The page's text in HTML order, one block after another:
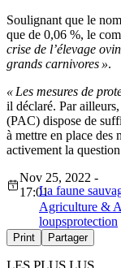
Soulignant que le
que de 0,06 %, le
crise de l’élevage
grands carnivores ».
« Les mesures de
il déclaré. Par
(PAC) dispose de
à mettre en place des
activement la
La faune
Nov 25, 2022 -
17:01
Agriculture &
loupsprotection
Print Partager